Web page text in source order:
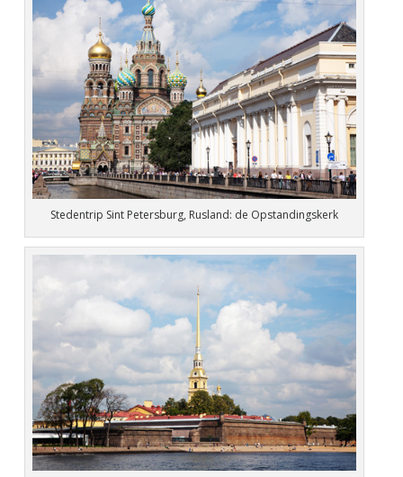
Stedentrip Sint Petersburg, Rusland: de Opstandingskerk